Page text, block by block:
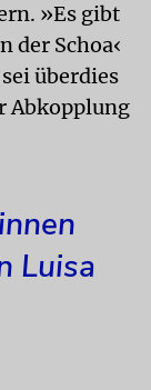
»Es gibt
der Schoa‹
überdies
Abkopplung
Luisa